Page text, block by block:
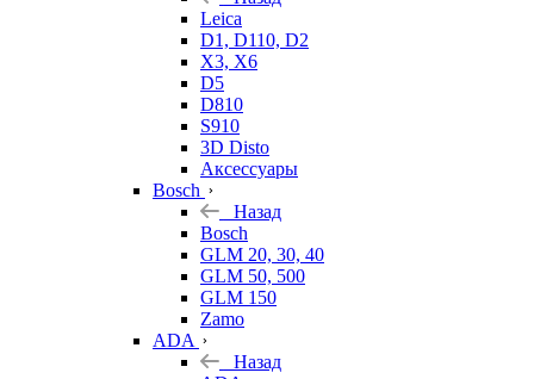
Leica
D1, D110, D2
X3, X6
D5
D810
S910
3D Disto
Аксессуары
Bosch
Назад
Bosch
GLM 20, 30, 40
GLM 50, 500
GLM 150
Zamo
ADA
Назад